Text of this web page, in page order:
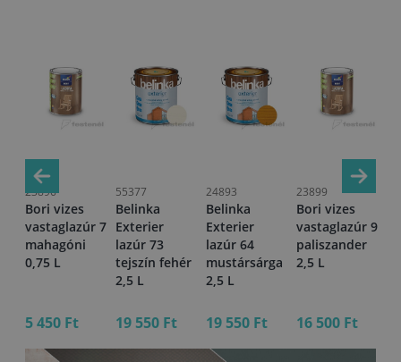
23896
Bori vizes
vastaglazúr 7
mahagóni
0,75 L
5 450 Ft
55377
Belinka
Exterier
lazúr 73
tejszín fehér
2,5 L
19 550 Ft
24893
Belinka
Exterier
lazúr 64
mustársárga
2,5 L
19 550 Ft
23899
Bori vizes
vastaglazúr 9
paliszander
2,5 L
16 500 Ft